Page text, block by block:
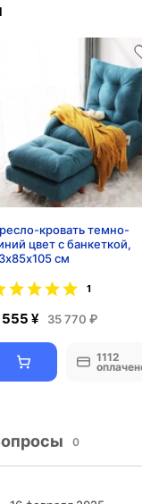
кровать темно-
цвет с банкеткой,
см
1
555 ¥ 35 770 ₽
1112
0